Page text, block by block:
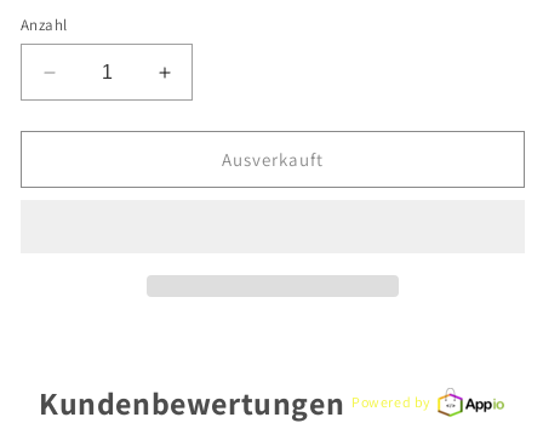
verfügbar
Anzahl
Verringere
die
Menge
ANIA
Erhöhe
die
Menge
ANIA
Ausverkauft
Kundenbewertungen Powered by